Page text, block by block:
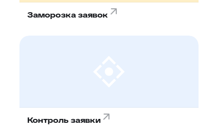
Заморозка заявок
Контроль заявки